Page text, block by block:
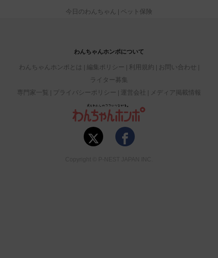
今日のわんちゃん ペット保険
わんちゃんホンポについて
わんちゃんホンポとは 編集ポリシー 利用規約
お問い合わせ
ライター募集
専門家一覧
プライバシーポリシー 運営会社 メディア掲載情報